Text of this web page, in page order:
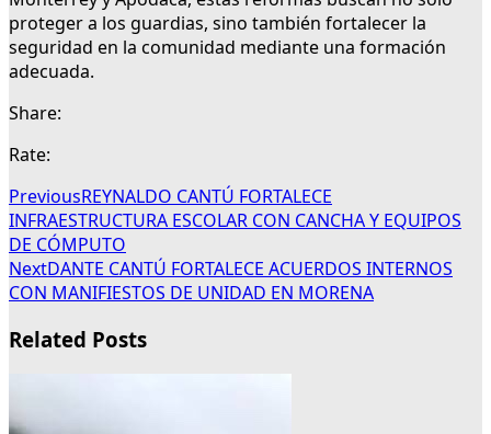
proteger a los guardias, sino también fortalecer la
seguridad en la comunidad mediante una formación
adecuada.
Share:
Rate:
PreviousREYNALDO CANTÚ FORTALECE
INFRAESTRUCTURA ESCOLAR CON CANCHA Y EQUIPOS
DE CÓMPUTO
NextDANTE CANTÚ FORTALECE ACUERDOS INTERNOS
CON MANIFIESTOS DE UNIDAD EN MORENA
Related Posts